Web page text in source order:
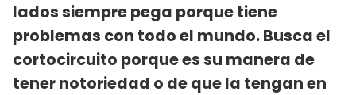
lados siempre pega porque tiene
problemas con todo el mundo. Busca el
cortocircuito porque es su manera de
tener notoriedad o de que la tengan en